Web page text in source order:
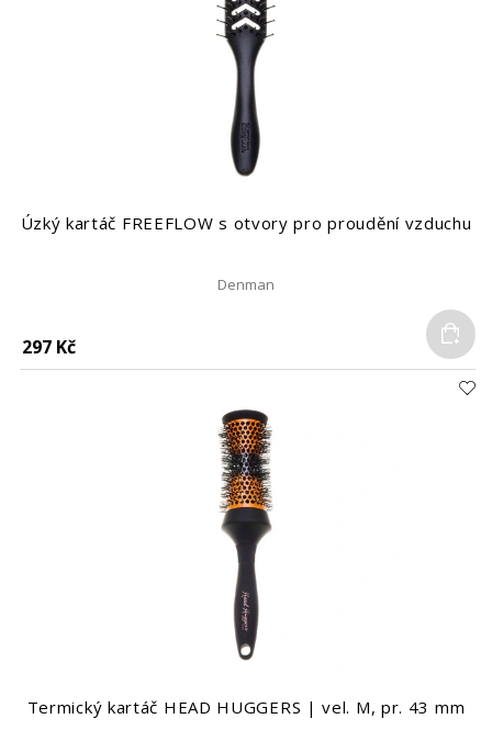
Úzký kartáč FREEFLOW s otvory pro proudění vzduchu
Denman
297 Kč
Termický kartáč HEAD HUGGERS | vel. M, pr. 43 mm